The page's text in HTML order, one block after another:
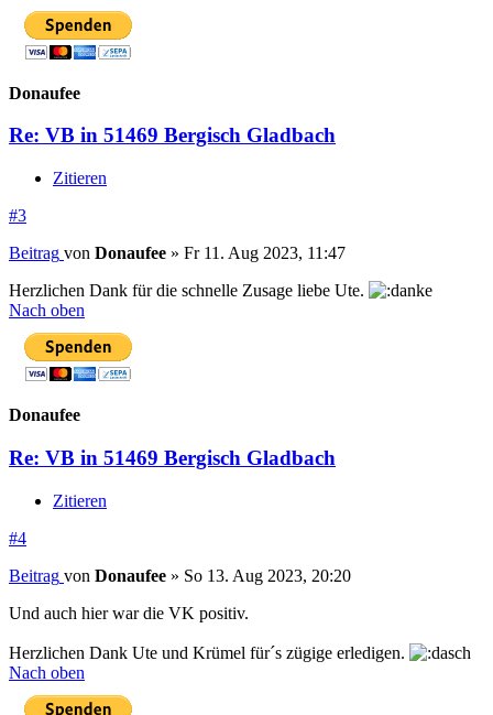
Donaufee
Re: VB in 51469 Bergisch Gladbach
Zitieren
#3
Beitrag von Donaufee » Fr 11. Aug 2023, 11:47
Herzlichen Dank für die schnelle Zusage liebe Ute.
Nach oben
Donaufee
Re: VB in 51469 Bergisch Gladbach
Zitieren
#4
Beitrag von Donaufee » So 13. Aug 2023, 20:20
Und auch hier war die VK positiv.
Herzlichen Dank Ute und Krümel für´s zügige erledigen.
Nach oben